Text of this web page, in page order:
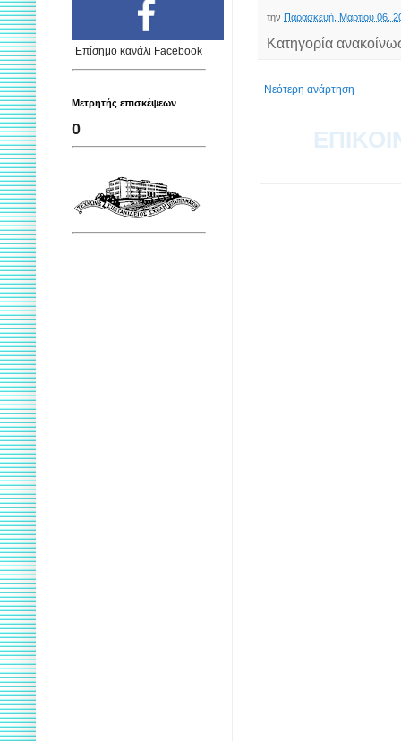
την Παρασκευή, Μαρτίου 06,
Κατηγορία
Νεότερη ανάρτηση
Επίσημο κανάλι Facebook
Μετρητής επισκέψεων
0